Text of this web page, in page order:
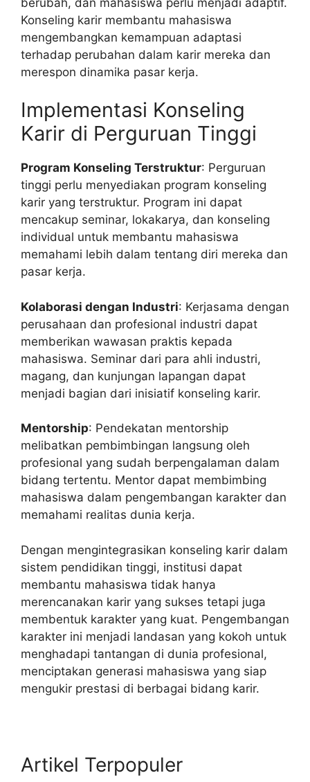
Konseling karir membantu mahasiswa
mengembangkan kemampuan adaptasi
terhadap perubahan dalam karir mereka dan
merespon dinamika pasar kerja.
Implementasi Konseling
Karir di Perguruan Tinggi
Program Konseling Terstruktur: Perguruan
tinggi perlu menyediakan program konseling
karir yang terstruktur. Program ini dapat
mencakup seminar, lokakarya, dan konseling
individual untuk membantu mahasiswa
memahami lebih dalam tentang diri mereka dan
pasar kerja.
Kolaborasi dengan Industri: Kerjasama dengan
perusahaan dan profesional industri dapat
memberikan wawasan praktis kepada
mahasiswa. Seminar dari para ahli industri,
magang, dan kunjungan lapangan dapat
menjadi bagian dari inisiatif konseling karir.
Mentorship: Pendekatan mentorship
melibatkan pembimbingan langsung oleh
profesional yang sudah berpengalaman dalam
bidang tertentu. Mentor dapat membimbing
mahasiswa dalam pengembangan karakter dan
memahami realitas dunia kerja.
Dengan mengintegrasikan konseling karir dalam
sistem pendidikan tinggi, institusi dapat
membantu mahasiswa tidak hanya
merencanakan karir yang sukses tetapi juga
membentuk karakter yang kuat. Pengembangan
karakter ini menjadi landasan yang kokoh untuk
menghadapi tantangan di dunia profesional,
menciptakan generasi mahasiswa yang siap
mengukir prestasi di berbagai bidang karir.
Artikel Terpopuler